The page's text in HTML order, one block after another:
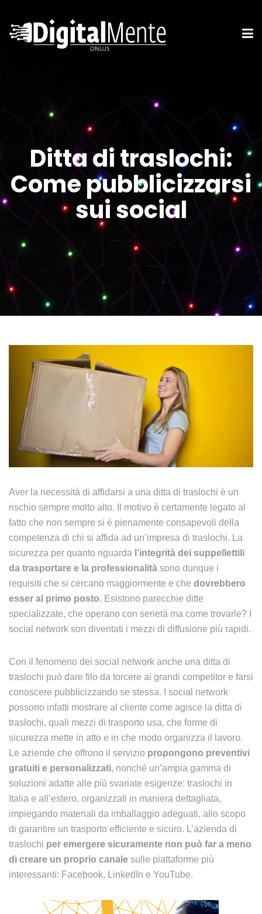
Ditta di traslochi:
Come pubblicizzarsi
sui social
Aver la necessità di affidarsi a una ditta di traslochi è un
rischio sempre molto alto. Il motivo è certamente legato al
fatto che non sempre si è pienamente consapevoli della
competenza di chi si affida ad un’impresa di traslochi. La
sicurezza per quanto riguarda l’integrità dei suppellettili
da trasportare e la professionalità sono dunque i
requisiti che si cercano maggiormente e che dovrebbero
esser al primo posto. Esistono parecchie ditte
specializzate, che operano con serietà ma come trovarle? I
social network son diventati i mezzi di diffusione più rapidi.
Con il fenomeno dei social network anche una ditta di
traslochi può dare filo da torcere ai grandi competitor e farsi
conoscere pubblicizzando se stessa. I social network
possono infatti mostrare al cliente come agisce la ditta di
traslochi, quali mezzi di trasporto usa, che forme di
sicurezza mette in atto e in che modo organizza il lavoro.
Le aziende che offrono il servizio propongono preventivi
gratuiti e personalizzati, nonché un’ampia gamma di
soluzioni adatte alle più svariate esigenze: traslochi in
Italia e all’estero, organizzati in maniera dettagliata,
impiegando materiali da imballaggio adeguati, allo scopo
di garantire un trasporto efficiente e sicuro. L’azienda di
traslochi per emergere sicuramente non può far a meno
di creare un proprio canale sulle piattaforme più
interessanti: Facebook, LinkedIn e YouTube.